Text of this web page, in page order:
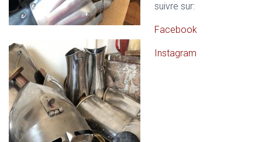
suivre sur:
Facebook
Instagram